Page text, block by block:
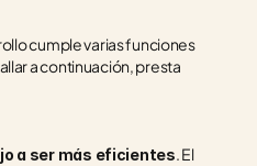
cumple varias funciones
a continuación, presta
a ser más eficientes. El